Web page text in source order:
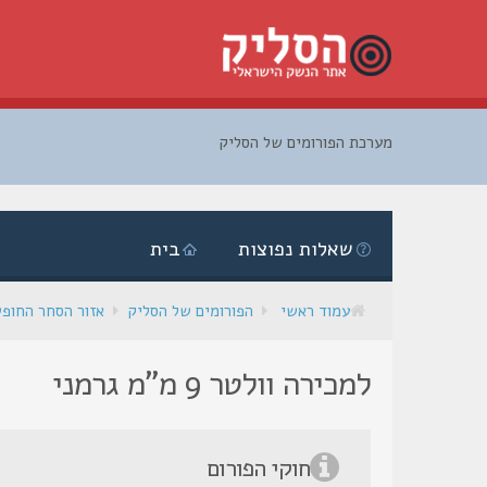
מערכת הפורומים של הסליק
בית שאלות נפוצות
עמוד ראשי הפורומים של הסליק אזור הסחר
למכירה וולטר 9 מ"מ גרמני
חוקי הפורום